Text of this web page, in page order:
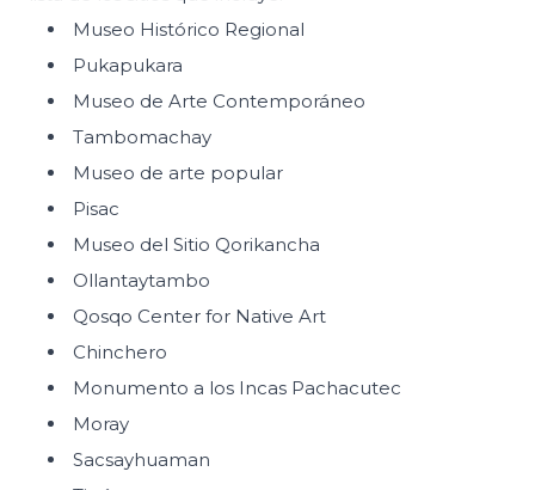
Museo Histórico Regional
Pukapukara
Museo de Arte Contemporáneo
Tambomachay
Museo de arte popular
Pisac
Museo del Sitio Qorikancha
Ollantaytambo
Qosqo Center for Native Art
Chinchero
Monumento a los Incas Pachacutec
Moray
Sacsayhuaman